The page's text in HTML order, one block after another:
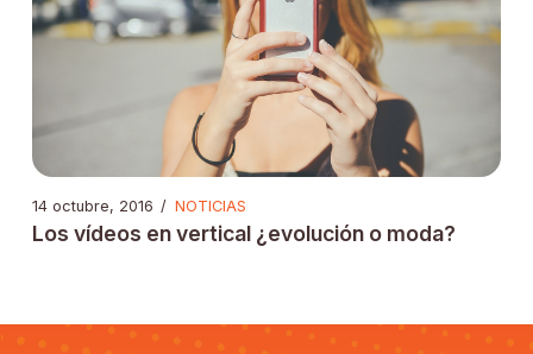
14 octubre, 2016 / NOTICIAS
Los vídeos en vertical ¿evolución o moda?